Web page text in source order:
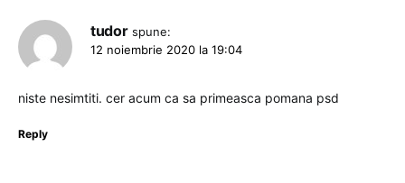
tudor spune:
12 noiembrie 2020 la 19:04
niste nesimtiti. cer acum ca sa primeasca pomana psd
Reply